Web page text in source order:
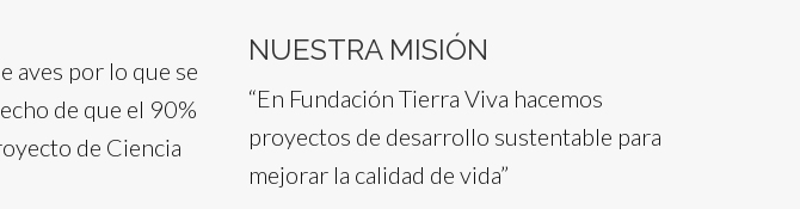
aves por lo que se
de que el 90%
de Ciencia
NUESTRA MISIÓN
“En Fundación Tierra Viva hacemos
proyectos de desarrollo sustentable para
mejorar la calidad de vida”